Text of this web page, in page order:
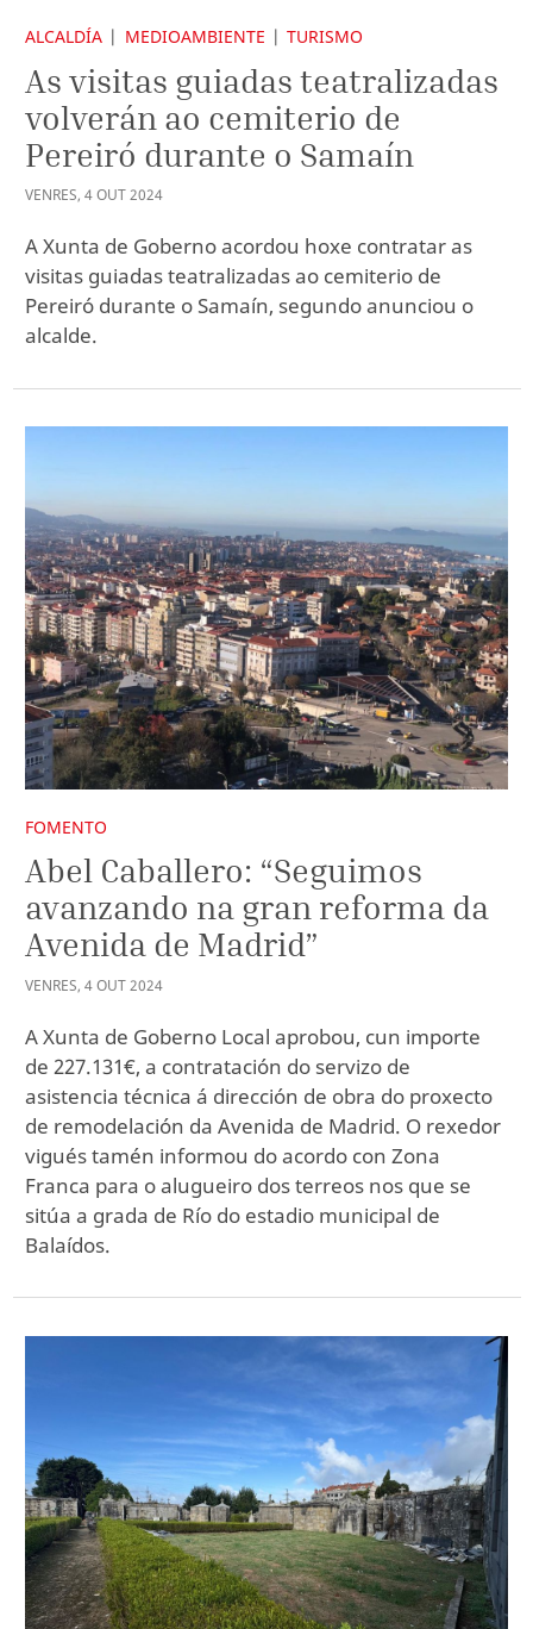
ALCALDÍA MEDIOAMBIENTE TURISMO
As visitas guiadas teatralizadas
volverán ao cemiterio de
Pereiró durante o Samaín
VENRES, 4OUT2024
A Xunta de Goberno acordou hoxe contratar as
visitas guiadas teatralizadas ao cemiterio de
Pereiró durante o Samaín, segundo anunciou o
alcalde.
FOMENTO
Abel Caballero: “Seguimos
avanzando na gran reforma da
Avenida de Madrid”
VENRES, 4OUT2024
A Xunta de Goberno Local aprobou, cun importe
de 227.131€, a contratación do servizo de
asistencia técnica á dirección de obra do proxecto
de remodelación da Avenida de Madrid. O rexedor
vigués tamén informou do acordo con Zona
Franca para o alugueiro dos terreos nos que se
sitúa a grada de Río do estadio municipal de
Balaídos.